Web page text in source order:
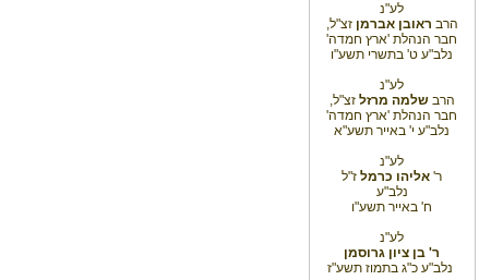
לע"נ
הרב ראובן אברמן זצ"ל,
חבר הנהלת 'ארץ חמדה'
נלב"ע ט' בתשרי תשע"ו
לע"נ
הרב שלמה מרזל זצ"ל,
חבר הנהלת 'ארץ חמדה'
נלב"ע י' באייר תשע"א
לע"נ
ר' אליהו כרמל ז"ל
נלב"ע
ח' באייר תשע"ו
לע"נ
ר' בן ציון גרוסמן
נלב"ע כ"ג בתמוז תשע"ז